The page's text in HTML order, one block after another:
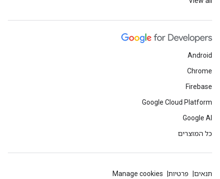
Android
Chrome
Firebase
Google Cloud Platform
Google AI
כל המוצרים
תנאים פרטיות Manage cookies